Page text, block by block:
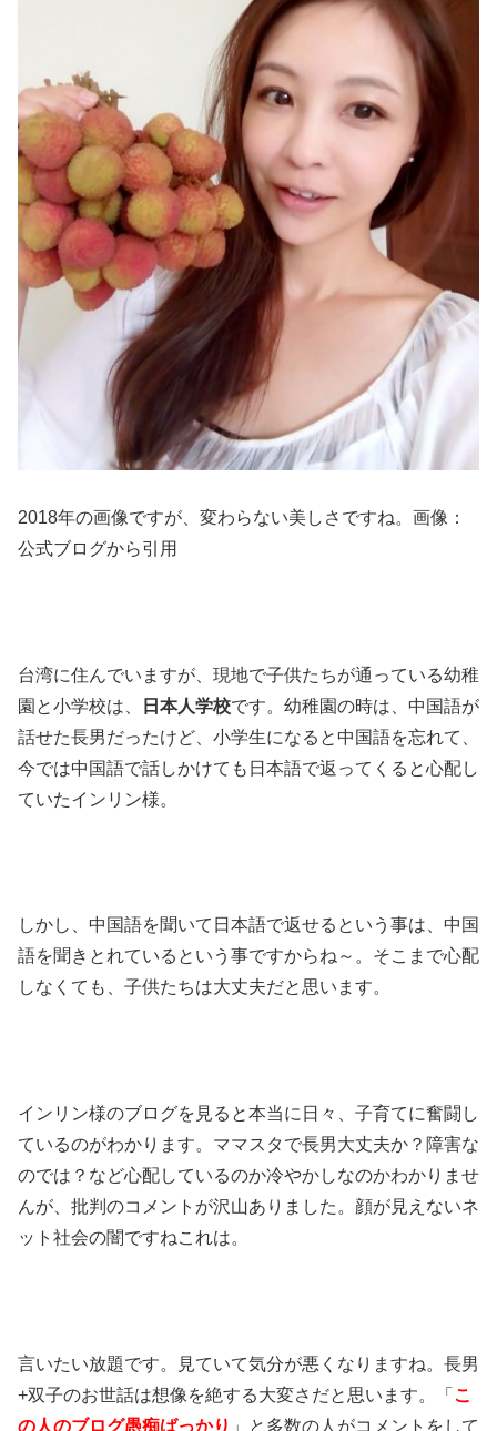
2018年の画像ですが、変わらない美しさですね。画像：
公式ブログから引用
台湾に住んでいますが、現地で子供たちが通っている幼稚
園と小学校は、
日本人学校です。幼稚園の時は、中国語が
話せた長男だったけど、小学生になると中国語を忘れて、
今では中国語で話しかけても日本語で返ってくると心配し
ていたインリン様。
しかし、中国語を聞いて日本語で返せるという事は、中国
語を聞きとれているという事ですからね～。そこまで心配
しなくても、子供たちは大丈夫だと思います。
インリン様のブログを見ると本当に日々、子育てに奮闘し
ているのがわかります。ママスタで長男大丈夫か？障害な
のでは？など心配しているのか冷やかしなのかわかりませ
んが、批判のコメントが沢山ありました。顔が見えないネ
ット社会の闇ですねこれは。
言いたい放題です。見ていて気分が悪くなりますね。長男
+双子のお世話は想像を絶する大変さだと思います。「 こ
の人のブログ愚痴ばっかり 」と多数の人がコメントをして